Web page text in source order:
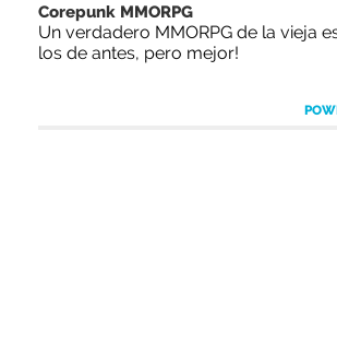
Corepunk MMORPG
Un verdadero MMORPG de la vieja
los de antes, pero mejor!